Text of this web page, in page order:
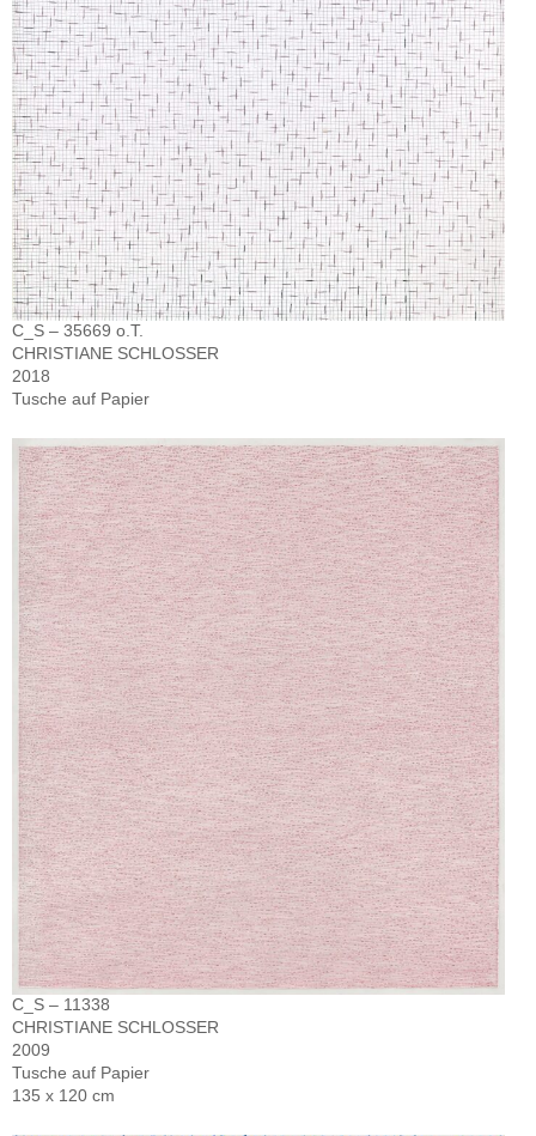
C_S – 35669 o.T.
CHRISTIANE SCHLOSSER
2018
Tusche auf Papier
C_S – 11338
CHRISTIANE SCHLOSSER
2009
Tusche auf Papier
135 x 120 cm